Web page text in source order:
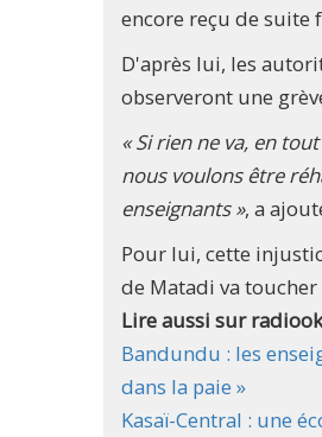
encore reçu de suite
D'après lui, les
observeront une
« Si rien ne va, en
nous voulons être
enseignants », a
Pour lui, cette
de Matadi va
Lire aussi sur
Bandundu : les
dans la paie »
Kasaï-Central : une